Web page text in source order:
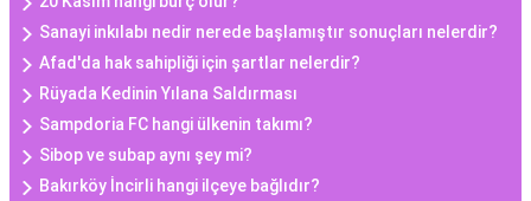
Sanayi inkılabı nedir nerede başlamıştır sonuçları nelerdir?
Afad'da hak sahipliği için şartlar nelerdir?
Rüyada Kedinin Yılana Saldırması
Sampdoria FC hangi ülkenin takımı?
Sibop ve subap aynı şey mi?
Bakırköy İncirli hangi ilçeye bağlıdır?